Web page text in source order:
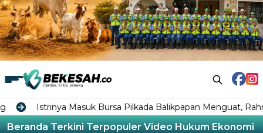
Istrinya Masuk Bursa Pilkada Balikpapan Menguat,
Beranda Terkini Terpopuler Video Hukum Ekonomi